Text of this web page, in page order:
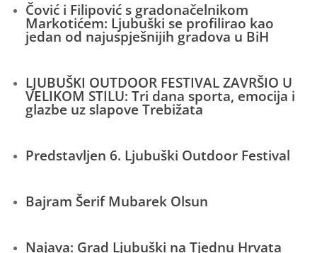
Čović i Filipović s gradonačelnikom
Markotićem: Ljubuški se profilirao kao
jedan od najuspješnijih gradova u BiH
LJUBUŠKI OUTDOOR FESTIVAL ZAVRŠIO U
VELIKOM STILU: Tri dana sporta, emocija i
glazbe uz slapove Trebižata
Predstavljen 6. Ljubuški Outdoor Festival
Bajram Šerif Mubarek Olsun
Najava: Grad Ljubuški na Tjednu Hrvata